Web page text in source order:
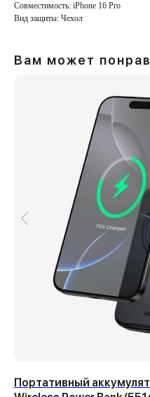
Совместимость: iPhone 16 Pro
Вид защиты: Чехол
Вам может
Портативный